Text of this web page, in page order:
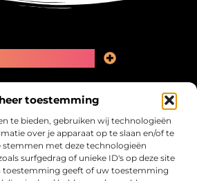
toestemming
te bieden, gebruiken wij technologieën
over je apparaat op te slaan en/of te
stemmen met deze technologieën
surfgedrag of unieke ID's op deze site
toestemming geeft of uw toestemming